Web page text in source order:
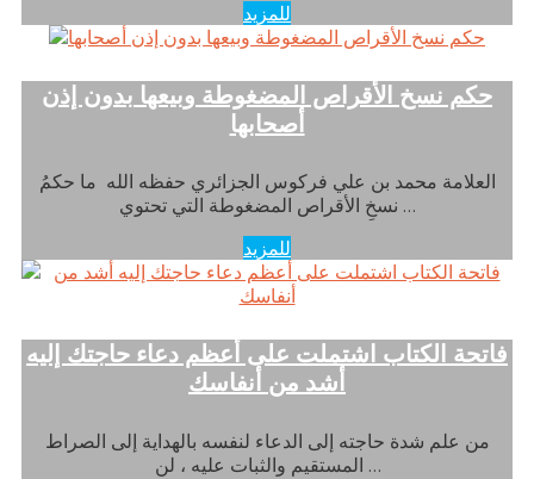
للمزيد
حكم نسخ الأقراص المضغوطة وبيعها بدون إذن
أصحابها
العلامة محمد بن علي فركوس الجزائري حفظه الله ما حكمُ
نسخِ الأقراص المضغوطة التي تحتوي …
للمزيد
فاتحة الكتاب اشتملت على أعظم دعاء حاجتك إليه
أشد من أنفاسك
من علم شدة حاجته إلى الدعاء لنفسه بالهداية إلى الصراط
المستقيم والثبات عليه ، لن …